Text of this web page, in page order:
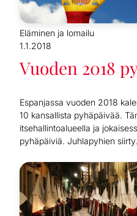
Eläminen ja lomailu
1.1.2018
Vuoden 2018
Espanjassa vuoden 2018
10 kansallista pyhäpäivää.
itsehallintoalueella ja
pyhäpäiviä. Juhlapyhien